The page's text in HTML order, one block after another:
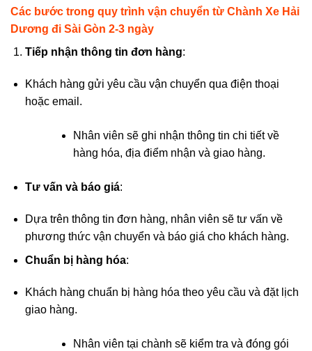
Các bước trong quy trình vận chuyển từ Chành Xe Hải
Dương đi Sài Gòn 2-3 ngày
Tiếp nhận thông tin đơn hàng:
Khách hàng gửi yêu cầu vận chuyển qua điện thoại
hoặc email.
Nhân viên sẽ ghi nhận thông tin chi tiết về
hàng hóa, địa điểm nhận và giao hàng.
Tư vấn và báo giá:
Dựa trên thông tin đơn hàng, nhân viên sẽ tư vấn về
phương thức vận chuyển và báo giá cho khách hàng.
Chuẩn bị hàng hóa:
Khách hàng chuẩn bị hàng hóa theo yêu cầu và đặt lịch
giao hàng.
Nhân viên tại chành sẽ kiểm tra và đóng gói